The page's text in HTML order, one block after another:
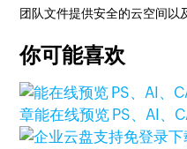
团队文件提供安全的云空间以
你可能喜欢
章能在线预览 PS、AI、